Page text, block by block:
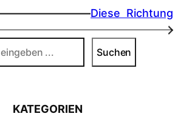
Diese Richtung
→
Suchen
KATEGORIEN